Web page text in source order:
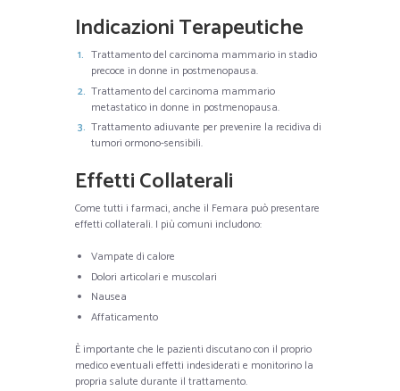
Indicazioni Terapeutiche
Trattamento del carcinoma mammario in stadio
precoce in donne in postmenopausa.
Trattamento del carcinoma mammario
metastatico in donne in postmenopausa.
Trattamento adiuvante per prevenire la recidiva di
tumori ormono-sensibili.
Effetti Collaterali
Come tutti i farmaci, anche il Femara può presentare
effetti collaterali. I più comuni includono:
Vampate di calore
Dolori articolari e muscolari
Nausea
Affaticamento
È importante che le pazienti discutano con il proprio
medico eventuali effetti indesiderati e monitorino la
propria salute durante il trattamento.